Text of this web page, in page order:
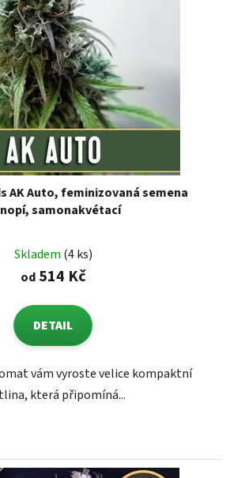
AK Auto, feminizovaná semena
samonakvétací
Skladem (4 ks)
od514 Kč
DETAIL
vám vyroste velice kompaktní
která připomíná...